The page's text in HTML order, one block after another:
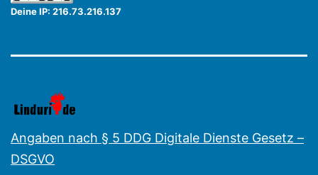
Deine IP: 216.73.216.137
Angaben nach § 5 DDG Digitale Dienste Gesetz –
DSGVO